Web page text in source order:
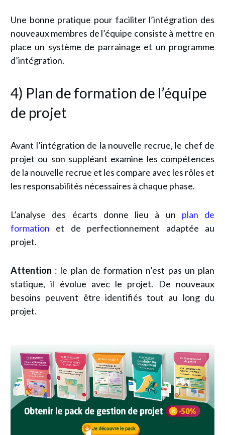
Une bonne pratique pour faciliter l’intégration des
nouveaux membres de l’équipe consiste à mettre en
place un système de parrainage et un programme
d’intégration.
4) Plan de formation de l’équipe
de projet
Avant l’intégration de la nouvelle recrue, le chef de
projet ou son suppléant examine les compétences
de la nouvelle recrue et les compare avec les rôles et
les responsabilités nécessaires à chaque phase.
L’analyse des écarts donne lieu à un plan de
formation et de perfectionnement adaptée au
projet.
Attention : le plan de formation n’est pas un plan
statique, il évolue avec le projet. De nouveaux
besoins peuvent être identifiés tout au long du
projet.